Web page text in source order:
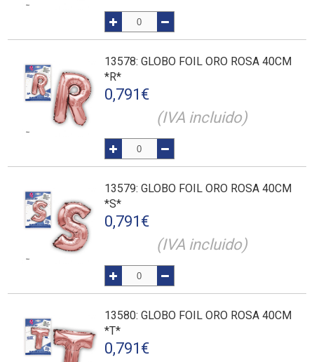
13578: GLOBO FOIL ORO ROSA 40CM
*R*
0,791 €
(IVA incluido)
13579: GLOBO FOIL ORO ROSA 40CM
*S*
0,791 €
(IVA incluido)
13580: GLOBO FOIL ORO ROSA 40CM
*T*
0,791 €